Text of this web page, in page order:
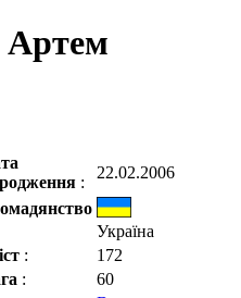
:
22.02.2006
Україна
:
172
:
60